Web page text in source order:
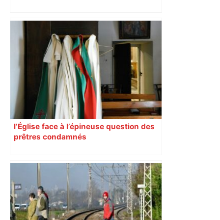
l’Église face à l’épineuse question des
prêtres condamnés